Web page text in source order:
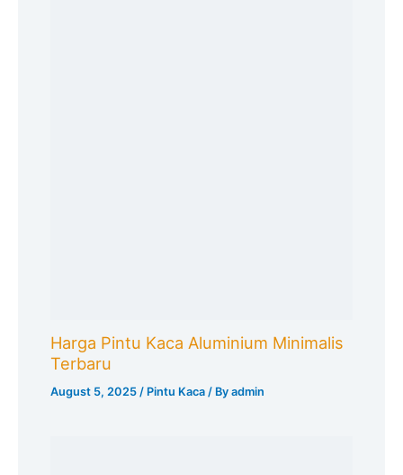
Harga Pintu Kaca Aluminium Minimalis
Terbaru
August 5, 2025/ Pintu Kaca / Byadmin